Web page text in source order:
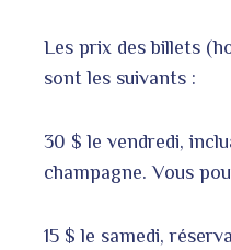
Les prix des billets
sont les suivants :
30 $ le vendredi,
champagne. Vous
15 $ le samedi,